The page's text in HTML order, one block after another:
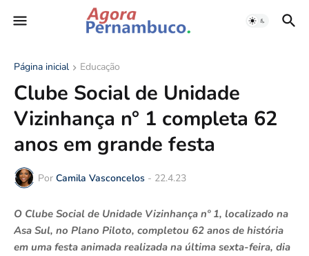
Página inicial Educação
Clube Social de Unidade
Vizinhança n° 1 completa 62
anos em grande festa
Por Camila Vasconcelos - 22.4.23
O Clube Social de Unidade Vizinhança nº 1, localizado na
Asa Sul, no Plano Piloto, completou 62 anos de história
em uma festa animada realizada na última sexta-feira, dia